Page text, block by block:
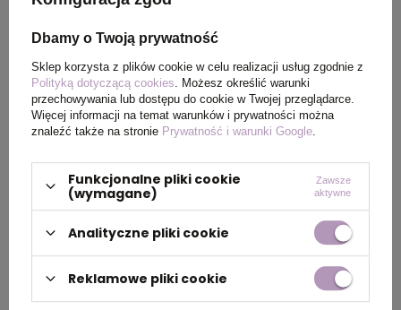
PAKOWANIE
Ilość szt. w
wewnętrznym
5
Wymiary
kartonu
zewnętrznego
60 x 40 x 20 cm
Dbamy o Twoją prywatność
Sklep korzysta z plików cookie w celu realizacji usług zgodnie z
Polityką dotyczącą cookies . Możesz określić warunki
przechowywania lub dostępu do cookie w Twojej przeglądarce.
Więcej informacji na temat warunków i prywatności można
znaleźć także na stronie Prywatność i warunki Google
Funkcjonalne pliki cookie
(wymagane)
Zawsze
aktywne
Analityczne pliki cookie
Reklamowe pliki cookie